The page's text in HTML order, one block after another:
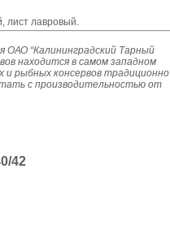
лист лавровый.
ОАО “Калининградский Тарный
находится в самом западном
и рыбных консервов традиционно
с производительностью от
42